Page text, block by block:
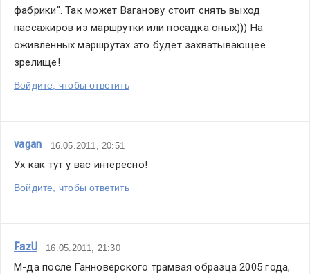
фабрики". Так может Ваганову стоит снять выход
пассажиров из маршрутки или посадка оных))) На
оживленных маршрутах это будет захватывающее
зрелище!
Войдите, чтобы ответить
vagan 16.05.2011, 20:51
Ух как тут у вас интересно!
Войдите, чтобы ответить
FazU 16.05.2011, 21:30
М-да после Ганноверского трамвая образца 2005 года,